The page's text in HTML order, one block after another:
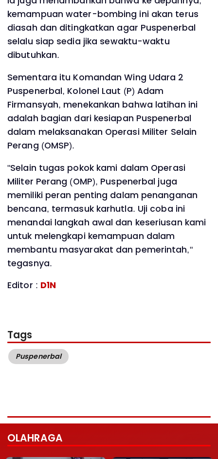
kemampuan water-bombing ini akan terus
diasah dan ditingkatkan agar Puspenerbal
selalu siap sedia jika sewaktu-waktu
dibutuhkan.
Sementara itu Komandan Wing Udara 2
Puspenerbal, Kolonel Laut (P) Adam
Firmansyah, menekankan bahwa latihan ini
adalah bagian dari kesiapan Puspenerbal
dalam melaksanakan Operasi Militer Selain
Perang (OMSP).
"Selain tugas pokok kami dalam Operasi
Militer Perang (OMP), Puspenerbal juga
memiliki peran penting dalam penanganan
bencana, termasuk karhutla. Uji coba ini
menandai langkah awal dan keseriusan kami
untuk melengkapi kemampuan dalam
membantu masyarakat dan pemerintah,"
tegasnya.
Editor : D1N
Tags
Puspenerbal
OLAHRAGA